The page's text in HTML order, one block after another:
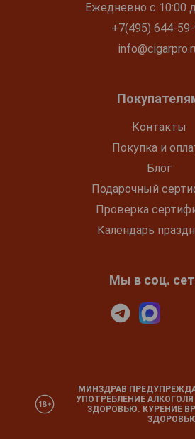
Ежедневно с 10:00
+7(495) 644-
Контакты
Покупка и
Блог
Подарочный
Проверка
Календарь
Мы в соц.
МИНЗДРАВ
УПОТРЕБЛЕНИЕ
ЗДОРОВЬЮ. КУРЕНИЕ